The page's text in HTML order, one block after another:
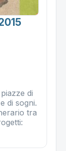
di
di sogni.
tra